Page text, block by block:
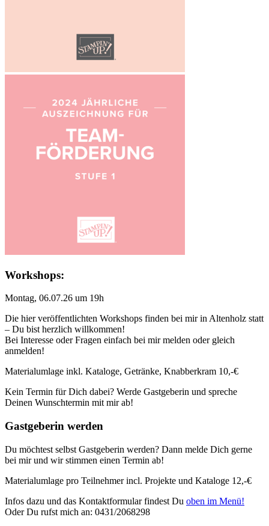
Workshops:
Montag, 06.07.26 um 19h
Die hier veröffentlichten Workshops finden bei mir in Altenholz statt
– Du bist herzlich willkommen!
Bei Interesse oder Fragen einfach bei mir melden oder gleich
anmelden!
Materialumlage inkl. Kataloge, Getränke, Knabberkram 10,-€
Kein Termin für Dich dabei? Werde Gastgeberin und spreche
Deinen Wunschtermin mit mir ab!
Gastgeberin werden
Du möchtest selbst Gastgeberin werden? Dann melde Dich gerne
bei mir und wir stimmen einen Termin ab!
Materialumlage pro Teilnehmer incl. Projekte und Kataloge 12,-€
Infos dazu und das Kontaktformular findest Du oben im Menü!
Oder Du rufst mich an: 0431/2068298